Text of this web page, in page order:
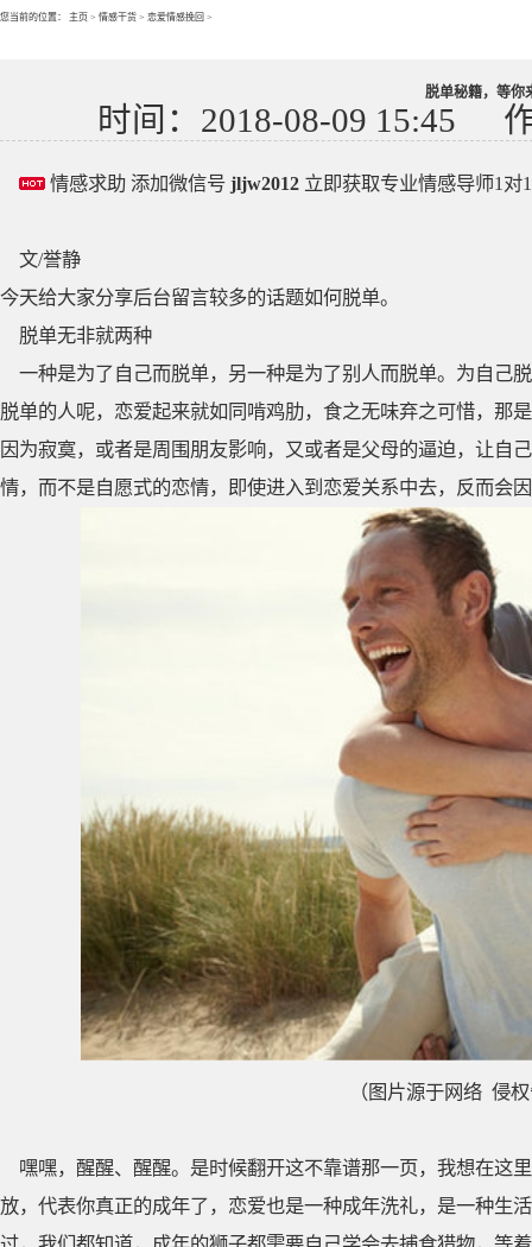
您当前的位置： 主页 > 情感干货 > 恋爱情感挽回 >
脱单秘籍，等你
时间：2018-08-09 15:45
情感求助 添加微信号 jljw2012 立即获取专业情感导师1对
文/誉静
今天给大家分享后台留言较多的话题如何脱单。
脱单无非就两种
一种是为了自己而脱单，另一种是为了别人而脱单。为自己
脱单的人呢，恋爱起来就如同啃鸡肋，食之无味弃之可惜，那
因为寂寞，或者是周围朋友影响，又或者是父母的逼迫，让自
情，而不是自愿式的恋情，即使进入到恋爱关系中去，反而会
（图片源于网络 侵
嘿嘿，醒醒、醒醒。是时候翻开这不靠谱那一页，我想在这
放，代表你真正的成年了，恋爱也是一种成年洗礼，是一种生